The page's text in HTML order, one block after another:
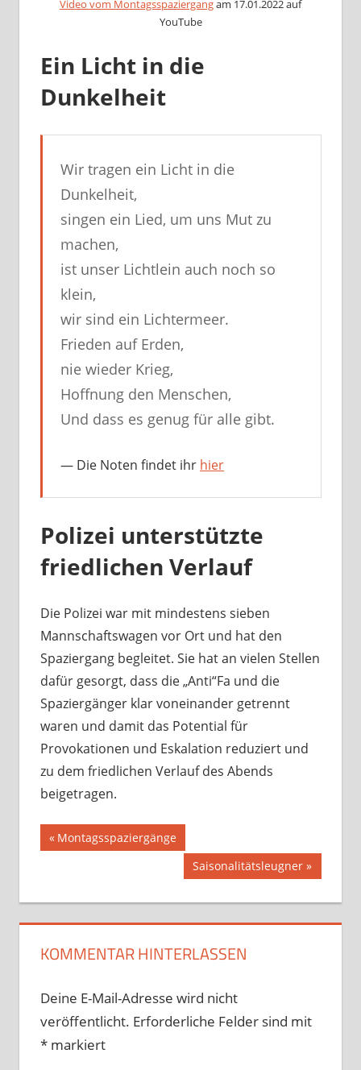
Video vom Montagsspaziergangam 17.01.2022 auf
YouTube
Ein Licht in die
Dunkelheit
Wir tragen ein Licht in die
Dunkelheit,
singen ein Lied, um uns Mut zu
machen,
ist unser Lichtlein auch noch so
klein,
wir sind ein Lichtermeer.
Frieden auf Erden,
nie wieder Krieg,
Hoffnung den Menschen,
Und dass es genug für alle gibt.
Die Noten findet ihr hier
Polizei unterstützte
friedlichen Verlauf
Die Polizei war mit mindestens sieben
Mannschaftswagen vor Ort und hat den
Spaziergang begleitet. Sie hat an vielen Stellen
dafür gesorgt, dass die „Anti“Fa und die
Spaziergänger klar voneinander getrennt
waren und damit das Potential für
Provokationen und Eskalation reduziert und
zu dem friedlichen Verlauf des Abends
beigetragen.
Beitragsnavigation
Vorheriger
Beitrag:
Montagsspaziergänge
Nächster
Beitrag:
Saisonalitätsleugner
KOMMENTAR HINTERLASSEN
Deine E-Mail-Adresse wird nicht
veröffentlicht. Erforderliche Felder sind mit
*markiert